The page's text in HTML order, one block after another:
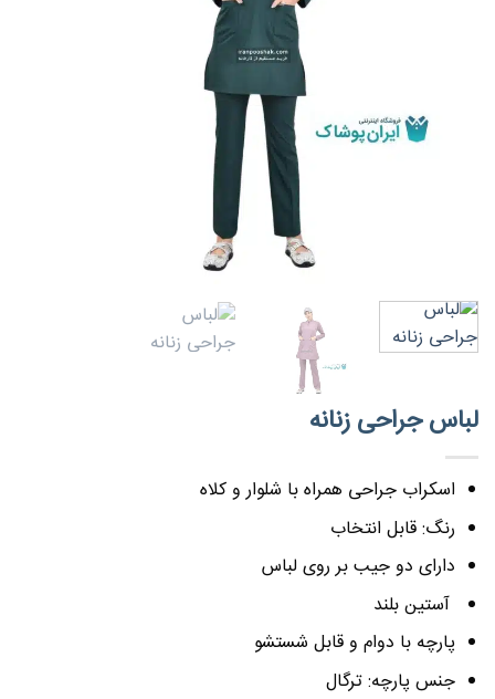
لباس جراحی زنانه
اسکراب جراحی همراه با شلوار و کلاه
رنگ: قابل انتخاب
دارای دو جیب بر روی لباس
آستین بلند
پارچه با دوام و قابل شستشو
جنس پارچه: ترگال